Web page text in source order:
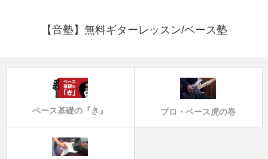
【音塾】無料ギターレッスン/ベース塾
ベース基礎の『き』 プロ・ベース虎の巻